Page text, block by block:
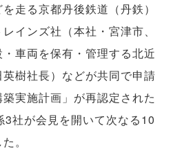
走る京都丹後鉄道（丹鉄）
インズ社（本社・宮津市、
車両を保有・管理する北近
樹社長）などが共同で申請
実施計画」が再認定された
3社が会見を開いて次なる10
。